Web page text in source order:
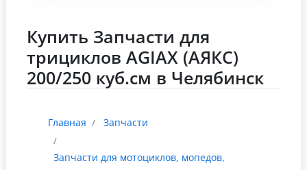
Купить Запчасти для
трициклов AGIAX (АЯКС)
200/250 куб.см в Челябинск
Главная Запчасти
Запчасти для мотоциклов, мопедов,